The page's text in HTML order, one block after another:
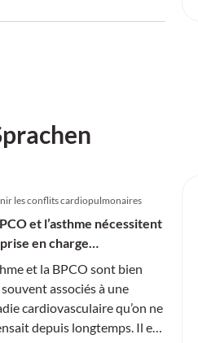
les conflits cardiopulmonaires
et l’asthme nécessitent
en charge
et la BPCO sont bien
associés à une
cardiovasculaire qu’on ne
depuis longtemps. Il en